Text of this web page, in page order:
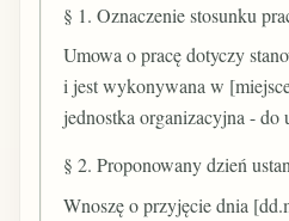
§ 1. Oznaczenie stosunku
Umowa o pracę dotyczy
i jest wykonywana w
jednostka organizacyjna - do
§ 2. Proponowany dzień
Wnoszę o przyjęcie dnia